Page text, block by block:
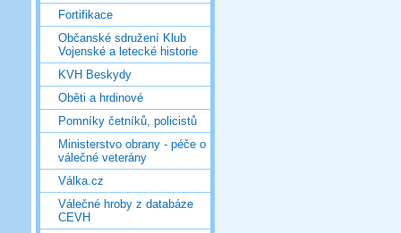
Fortifikace
Občanské sdružení Klub
Vojenské a letecké historie
KVH Beskydy
Oběti a hrdinové
Pomníky četníků, policistů
Ministerstvo obrany - péče o
válečné veterány
Válka.cz
Válečné hroby z databáze
CEVH